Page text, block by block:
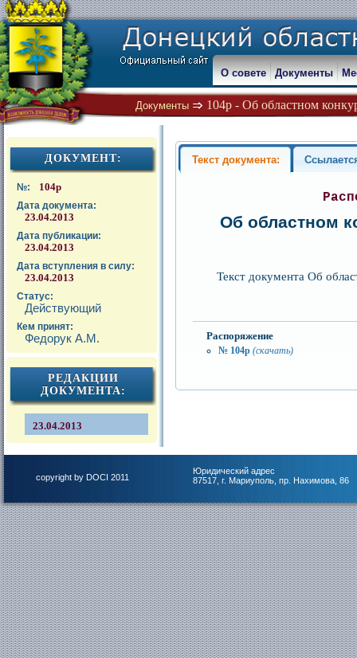
Документы 104р - Об областном
О совете Документы
ДОКУМЕНТ:
№: 104р
Дата документа:
23.04.2013
Дата публикации:
23.04.2013
Дата вступления в силу:
23.04.2013
Статус:
Действующий
Кем принят:
Федорук А.М.
РЕДАКЦИИ
ДОКУМЕНТА:
23.04.2013
Текст документа:
Об областном
Текст документа Об
Распоряжение
№ 104р (скачать)
copyright by DOCI 2011
Юридический адрес
87517, г. Мариуполь, пр. Нахимова, 86